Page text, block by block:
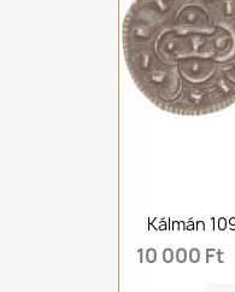
Kálmán
10 000 Ft